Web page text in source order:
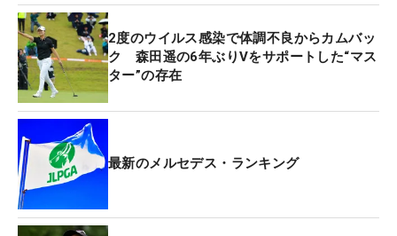
そんな中でも今季の1ラウンドあたりの平均パット
は「28.5938」の5位と好調で、最終日も絶妙なタッ
チで何度もカップをかすめた。エースパターのオデ
ッセイ『プロタイプix ＃1』の使用歴は長い。「中
学校から使っていて、かなり長いですね。今のエー
スパターも感覚が悪くなると違うパターに変えて新
鮮味を出したりしますが、結局、一周まわって戻っ
てきますね」。
2度のウイルス感染で体調不良からカムバッ
ク 森田遥の6年ぶりVをサポートした“マス
ター”の存在
最新のメルセデス・ランキング